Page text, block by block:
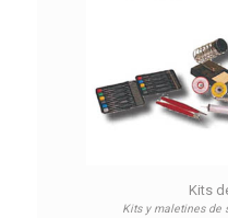
Kits
Kits y maletines de